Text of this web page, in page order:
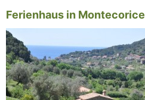
Ferienhaus in Montecorice